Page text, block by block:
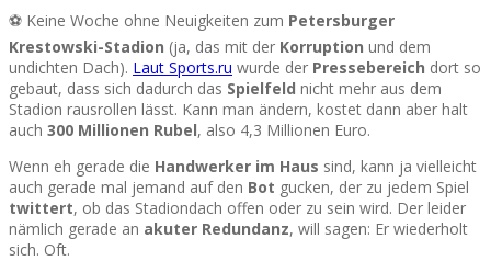
⚽ Keine Woche ohne Neuigkeiten zum Petersburger
Krestowski-Stadion (ja, das mit der Korruption und dem
undichten Dach). Laut Sports.ru wurde der Pressebereich dort so
gebaut, dass sich dadurch das Spielfeld nicht mehr aus dem
Stadion rausrollen lässt. Kann man ändern, kostet dann aber halt
auch 300 Millionen Rubel, also 4,3 Millionen Euro.
Wenn eh gerade die Handwerker im Haus sind, kann ja vielleicht
auch gerade mal jemand auf den Bot gucken, der zu jedem Spiel
twittert, ob das Stadiondach offen oder zu sein wird. Der leider
nämlich gerade an akuter Redundanz, will sagen: Er wiederholt
sich. Oft.